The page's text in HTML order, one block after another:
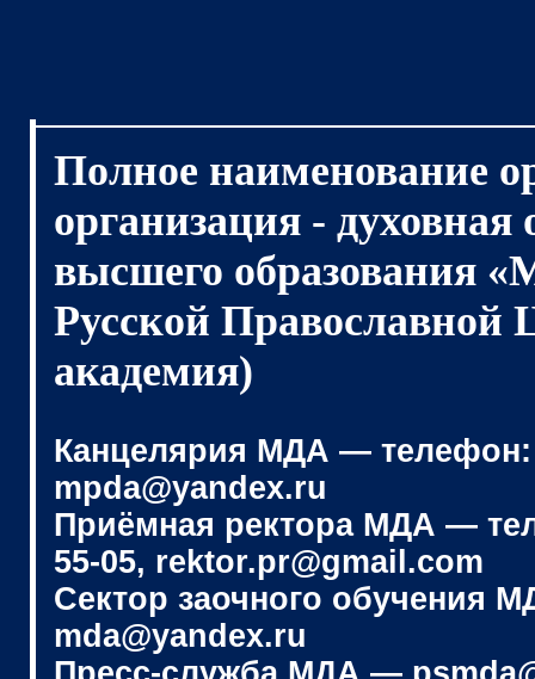
Полное наименование
организация - духовная
высшего образования
Русской Православной
академия)
Канцелярия МДА — телефон:
mpda@yandex.ru
Приёмная ректора МДА —
55-05, rektor.pr@gmail.com
Сектор заочного обучения
mda@yandex.ru